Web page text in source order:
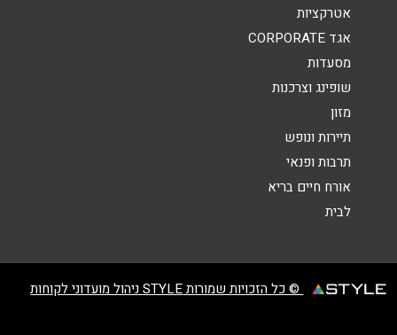
הודעה
אטרקציות
אגד CORPORATE
מסעדות
שופינג וצרכנות
מזון
תיירות ונופש
תרבות ופנאי
אורח חיים בריא
לבית
© כל הזכויות שמורות STYLE ניהול מועדוני לקוחות